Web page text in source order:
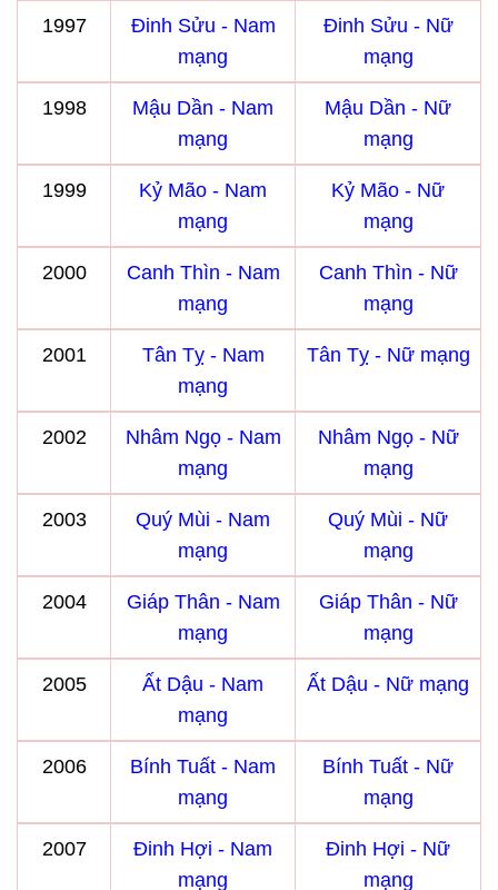
1997
Đinh Sửu - Nam
mạng
Đinh Sửu - Nữ
mạng
1998
Mậu Dần - Nam
mạng
Mậu Dần - Nữ
mạng
1999
Kỷ Mão - Nam
mạng
Kỷ Mão - Nữ
mạng
2000
Canh Thìn - Nam
mạng
Canh Thìn - Nữ
mạng
2001
Tân Tỵ - Nam
mạng
Tân Tỵ - Nữ mạng
2002
Nhâm Ngọ - Nam
mạng
Nhâm Ngọ - Nữ
mạng
2003
Quý Mùi - Nam
mạng
Quý Mùi - Nữ
mạng
2004
Giáp Thân - Nam
mạng
Giáp Thân - Nữ
mạng
2005
Ất Dậu - Nam
mạng
Ất Dậu - Nữ mạng
2006
Bính Tuất - Nam
mạng
Bính Tuất - Nữ
mạng
2007
Đinh Hợi - Nam
mạng
Đinh Hợi - Nữ
mạng